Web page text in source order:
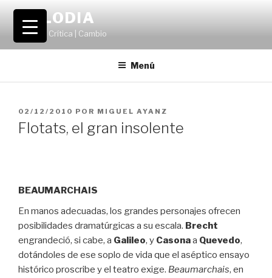
Saltar
contenido
VOLODIA
Teatro | Crítica | Cambio
Menú
PUBLICADO
EL
02/12/2010 POR MIGUEL AYANZ
Flotats, el gran insolente
BEAUMARCHAIS
En manos adecuadas, los grandes personajes ofrecen
posibilidades dramatúrgicas a su escala. Brecht
engrandeció, si cabe, a Galileo, y Casonaa Quevedo,
dotándoles de ese soplo de vida que el aséptico ensayo
histórico proscribe y el teatro exige. Beaumarchais, en